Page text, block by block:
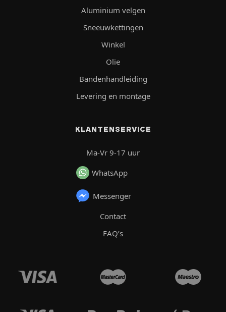
Aluminium velgen
Sneeuwkettingen
Winkel
Olie
Bandenhandleiding
Levering en montage
KLANTENSERVICE
Ma-Vr 9-17 uur
WhatsApp
Messenger
Contact
FAQ’s